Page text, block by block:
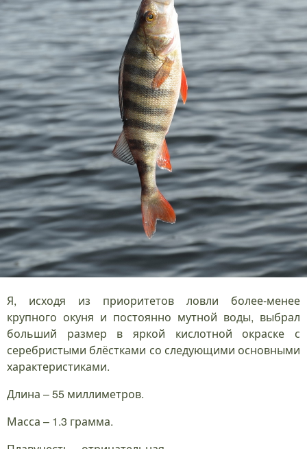
Я, исходя из приоритетов ловли более-менее
крупного окуня и постоянно мутной воды, выбрал
больший размер в яркой кислотной окраске с
серебристыми блёстками со следующими основными
характеристиками.
Длина – 55 миллиметров.
Масса – 1.3 грамма.